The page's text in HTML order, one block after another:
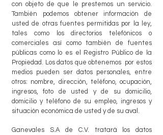
con objeto de que le prestemos un servicio.
También podemos obtener información de
usted de otras fuentes permitidas por la ley,
tales como los directorios telefónicos o
comerciales así como también de fuentes
públicas como lo es el Registro Público de la
Propiedad. Los datos que obtenemos por estos
medios pueden ser datos personales, entre
otros: nombre, dirección, teléfono, ocupación,
ingresos, foto de usted y de su domicilio,
domicilio y teléfono de su empleo, ingresos y
situación económica de usted y de su aval.
Ganevales S.A de C.V. tratará los datos